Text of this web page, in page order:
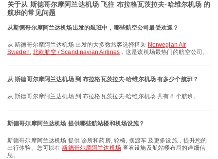
关于从 斯德哥尔摩阿兰达机场 飞往 布拉格瓦茨拉夫·哈维尔机场 的
航班的常见问题
从斯德哥尔摩阿兰达机场出发的航班中，哪些航空公司最受欢迎？
从 斯德哥尔摩阿兰达机场 出发的大多数旅客选择搭乘 Norwegian Air
Sweden,北欧航空 / Scandinavian Airlines ，这是该机场最热门的航空公司。
从 斯德哥尔摩阿兰达机场 到 布拉格瓦茨拉夫·哈维尔机场 有多少个航班？
从 斯德哥尔摩阿兰达机场 到 布拉格瓦茨拉夫·哈维尔机场 共有 8 个航班。
斯德哥尔摩阿兰达机场 提供哪些航站楼和机场设施？
斯德哥尔摩阿兰达机场 提供 诊所和药房, 轮椅, 摆渡车 及更多设施，提升您的
出行体验。您可以在斯德哥尔摩阿兰达机场查看设施及航站楼布局的详细信
息。